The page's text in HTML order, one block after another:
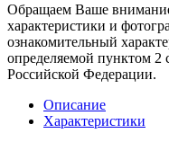
Обращаем Ваше
характеристики и
ознакомительный
определяемой пунктом 2
Российской Федерации.
Описание
Характеристики